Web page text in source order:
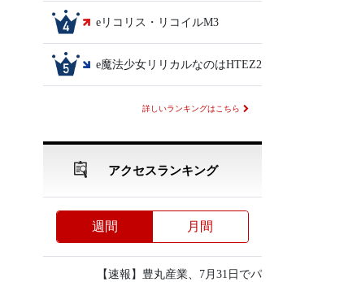
eリコリス・リコイルM3
e魔法少女リリカルなのはHTEZ2
詳しいランキングはこちら
アクセスランキング
週間 月間
【速報】豊丸産業、7月31日でパ